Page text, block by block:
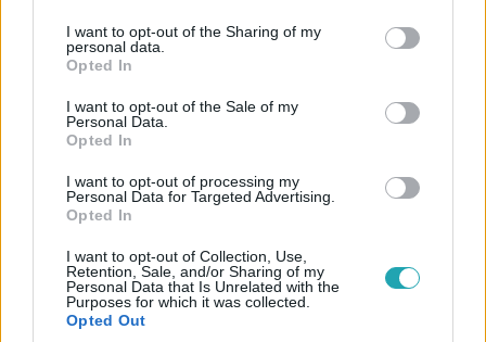
not limited to your visit or usage behaviour. You may click to
grant or deny consent to Google and its third-party tags to
use your data for below specified purposes in below Google
consent section.
I want to opt-out of the Sharing of my
personal data.
Opted In
I want to opt-out of the Sale of my
Personal Data.
Opted In
I want to opt-out of processing my
Personal Data for Targeted Advertising.
Opted In
I want to opt-out of Collection, Use,
Retention, Sale, and/or Sharing of my
Personal Data that Is Unrelated with the
Purposes for which it was collected.
Opted Out
2026. július 16. 16:00
Soma Mamagésa: A férjemmel együtt szeretnénk
Egy hónappal ezelőtt veszítette el édesanyját Soma
Mamagésa, aki most az rtl.hu kamerái előtt vallott
gyászáról és a halálhoz fűződő viszonyáról.